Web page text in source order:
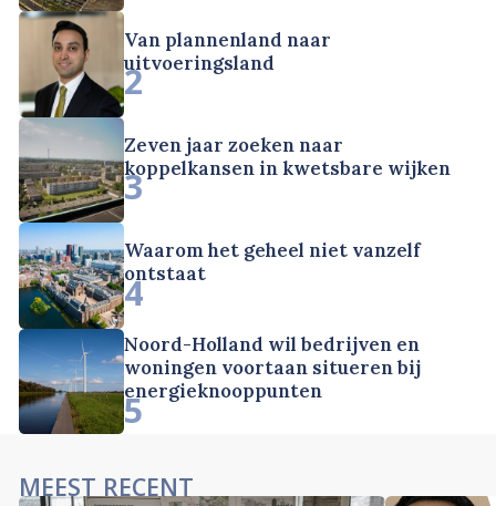
Van plannenland naar
uitvoeringsland
2
Zeven jaar zoeken naar
koppelkansen in kwetsbare wijken
3
Waarom het geheel niet vanzelf
ontstaat
4
Noord-Holland wil bedrijven en
woningen voortaan situeren bij
energieknooppunten
5
MEEST RECENT